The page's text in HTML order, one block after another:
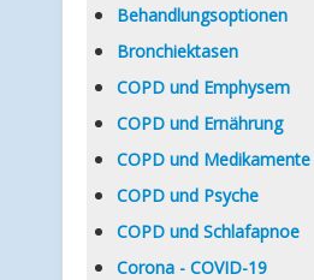
Behandlungsoptionen
Bronchiektasen
COPD und Emphysem
COPD und Ernährung
COPD und Medikamente
COPD und Psyche
COPD und Schlafapnoe
Corona - COVID-19